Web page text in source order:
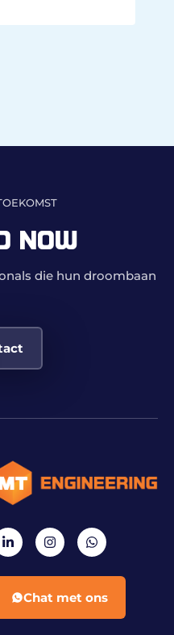
NOW
die hun droombaan
Chat met ons